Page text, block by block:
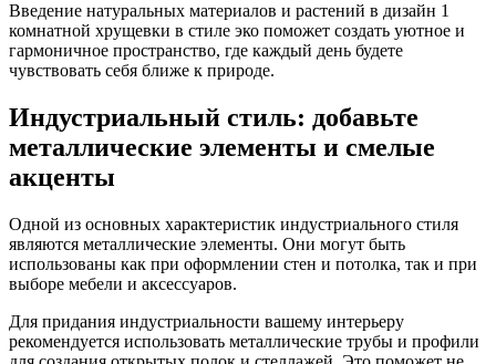
Введение натуральных материалов и растений в дизайн 1
комнатной хрущевки в стиле эко поможет создать уютное и
гармоничное пространство, где каждый день будете
чувствовать себя ближе к природе.
Индустриальный стиль: добавьте
металлические элементы и смелые
акценты
Одной из основных характеристик индустриального стиля
являются металлические элементы. Они могут быть
использованы как при оформлении стен и потолка, так и при
выборе мебели и аксессуаров.
Для придания индустриальности вашему интерьеру
рекомендуется использовать металлические трубы и профили